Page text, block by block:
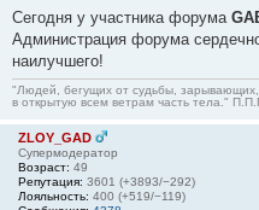
Сегодня у участника форума
Администрация форума
наилучшего!
"Людей, бегущих от судьбы, зарывающих,
в открытую всем ветрам часть тела."
ZLOY_GAD
Супермодератор
Возраст: 49
Репутация: 3601 (+3893/−292)
Лояльность: 400 (+519/−119)